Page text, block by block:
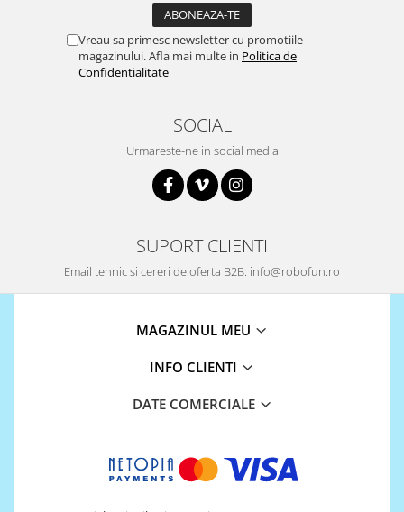
Vreau sa primesc newsletter cu promotiile
magazinului. Afla mai multe in Politica de
Confidentialitate
SOCIAL
Urmareste-ne in social media
SUPORT CLIENTI
Email tehnic si cereri de oferta B2B: info@robofun.ro
MAGAZINUL MEU
INFO CLIENTI
DATE COMERCIALE